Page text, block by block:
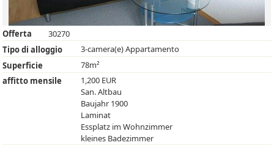
Offerta
30270
Tipo di alloggio
3-camera(e) Appartamento
Superficie
78m²
affitto mensile
1,200 EUR
San. Altbau
Baujahr 1900
Laminat
Essplatz im Wohnzimmer
kleines Badezimmer